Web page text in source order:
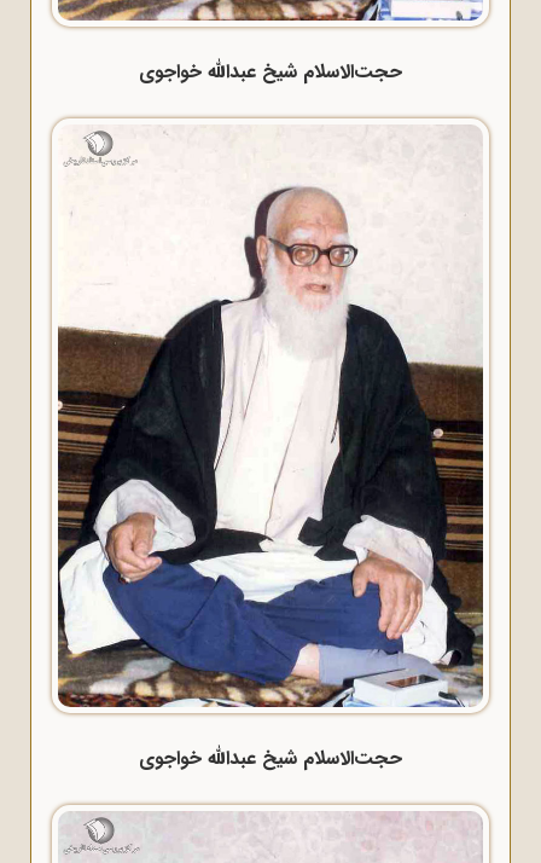
حجت‌الاسلام شیخ عبدالله خواجوی
حجت‌الاسلام شیخ عبدالله خواجوی